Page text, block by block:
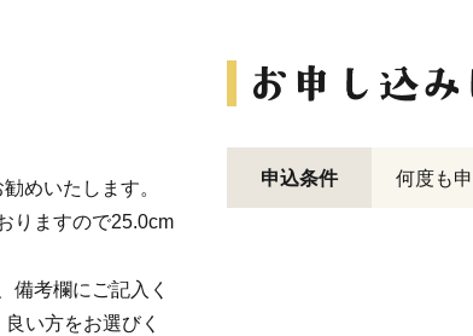
めいたします。
りますので25.0cm
備考欄にご記入く
い方をお選びく
申込条件 何度も